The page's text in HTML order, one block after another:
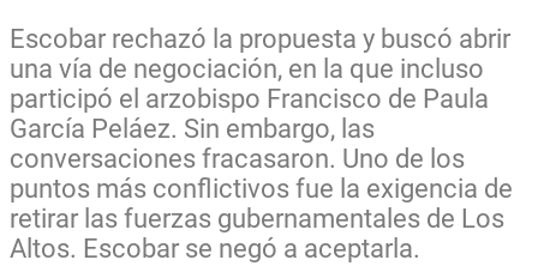
Escobar rechazó la propuesta y buscó abrir
una vía de negociación, en la que incluso
participó el arzobispo Francisco de Paula
García Peláez. Sin embargo, las
conversaciones fracasaron. Uno de los
puntos más conflictivos fue la exigencia de
retirar las fuerzas gubernamentales de Los
Altos. Escobar se negó a aceptarla.